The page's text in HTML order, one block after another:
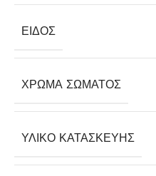
ΕΊΔΟΣ
ΧΡΏΜΑ ΣΏΜΑΤΟΣ
ΥΛΙΚΌ ΚΑΤΑΣΚΕΥΉΣ